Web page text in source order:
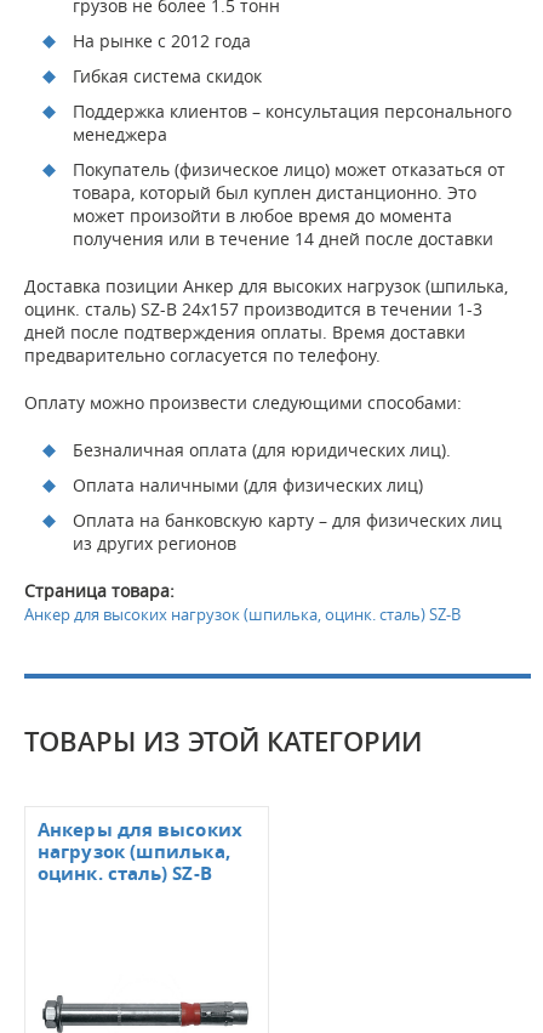
грузов не более 1.5 тонн
На рынке с 2012 года
Гибкая система скидок
Поддержка клиентов – консультация персонального
менеджера
Покупатель (физическое лицо) может отказаться от
товара, который был куплен дистанционно. Это
может произойти в любое время до момента
получения или в течение 14 дней после доставки
Доставка позиции Анкер для высоких нагрузок (шпилька,
оцинк. сталь) SZ-B 24х157 производится в течении 1-3
дней после подтверждения оплаты. Время доставки
предварительно согласуется по телефону.
Оплату можно произвести следующими способами:
Безналичная оплата (для юридических лиц).
Оплата наличными (для физических лиц)
Оплата на банковскую карту – для физических лиц
из других регионов
Страница товара:
Анкер для высоких нагрузок (шпилька, оцинк. сталь) SZ-B
ТОВАРЫ ИЗ ЭТОЙ КАТЕГОРИИ
Анкеры для высоких
нагрузок (шпилька,
оцинк. сталь) SZ-В